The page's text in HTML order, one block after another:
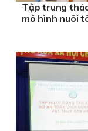
Tập trung
mô hình nuôi